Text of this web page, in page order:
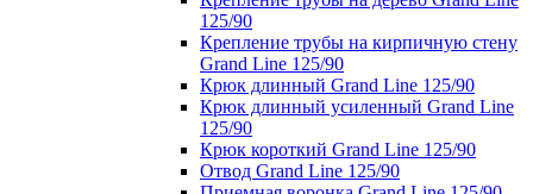
125/90
Крепление трубы на кирпичную стену
Grand Line 125/90
Крюк длинный Grand Line 125/90
Крюк длинный усиленный Grand Line
125/90
Крюк короткий Grand Line 125/90
Отвод Grand Line 125/90